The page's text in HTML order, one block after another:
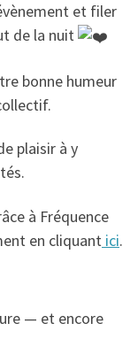
et filer
de la nuit
bonne humeur
plaisir à y
à Fréquence
en cliquant ici.
— et encore